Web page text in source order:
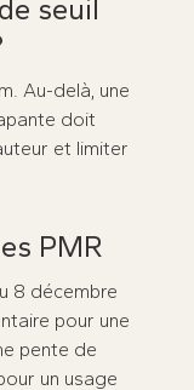
seuil
Au-delà, une
doit
et limiter
PMR
8 décembre
pour une
pente de
un usage